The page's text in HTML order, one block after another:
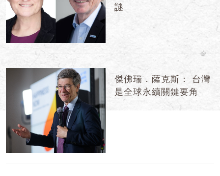
謎
傑佛瑞．薩克斯： 台灣
是全球永續關鍵要角